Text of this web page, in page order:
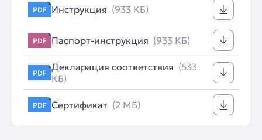
PDF Инструкция (933 КБ)
PDF Паспорт-инструкция (933 КБ)
PDF Декларация соответствия (533
КБ)
PDF Сертификат (2 МБ)